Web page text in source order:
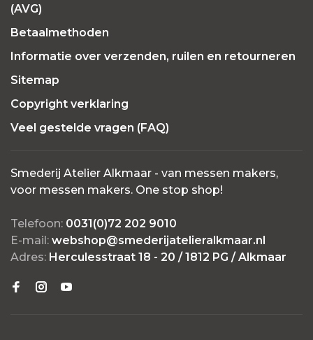
(AVG)
Betaalmethoden
Informatie over verzenden, ruilen en retourneren
Sitemap
Copyright verklaring
Veel gestelde vragen (FAQ)
Smederij Atelier Alkmaar - van messen makers,
voor messen makers. One stop shop!
Telefoon: 0031(0)72 202 9010
E-mail: webshop@smederijatelieralkmaar.nl
Adres: Herculesstraat 18 - 20 / 1812 PG / Alkmaar